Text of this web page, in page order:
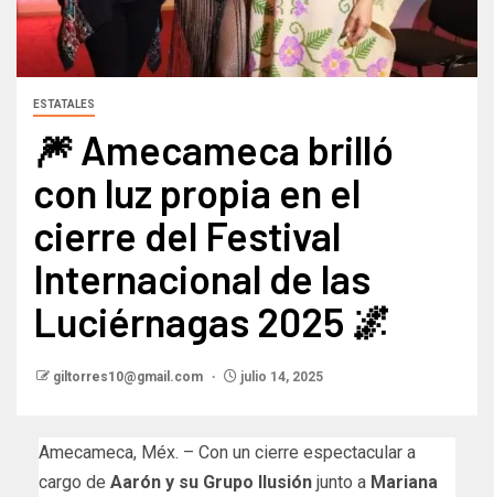
ESTATALES
🎆 Amecameca brilló
con luz propia en el
cierre del Festival
Internacional de las
Luciérnagas 2025 🌌
giltorres10@gmail.com julio 14, 2025
Amecameca, Méx. – Con un cierre espectacular a
cargo de Aarón y su Grupo Ilusión junto a Mariana